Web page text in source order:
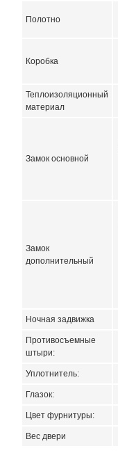
Полотно
Коробка
Теплоизоляционный
материал
Замок основной
Замок
дополнительный
Ночная задвижка
Противосъемные
штыри:
Уплотнитель:
Глазок:
Цвет фурнитуры:
Вес двери